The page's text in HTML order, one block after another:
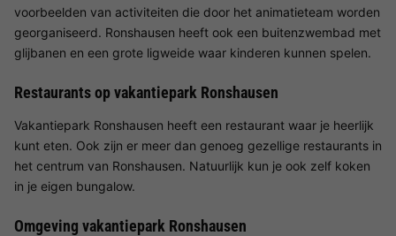
voorbeelden van activiteiten die door het animatieteam worden
georganiseerd. Ronshausen heeft ook een buitenzwembad met
glijbanen en een grote ligweide waar kinderen kunnen spelen.
Restaurants op vakantiepark Ronshausen
Vakantiepark Ronshausen heeft een restaurant waar je heerlijk
kunt eten. Ook zijn er meer dan genoeg gezellige restaurants in
het centrum van Ronshausen. Natuurlijk kun je ook zelf koken
in je eigen bungalow.
Omgeving vakantiepark Ronshausen